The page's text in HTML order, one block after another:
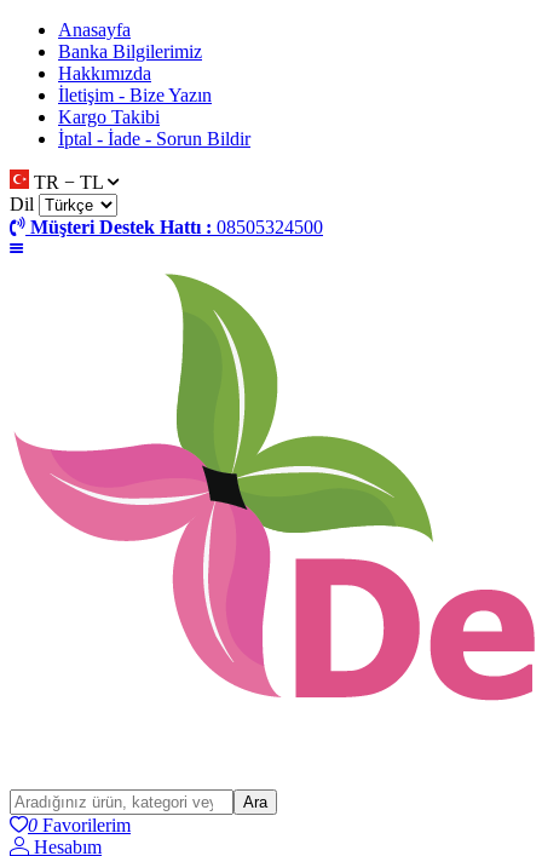
Anasayfa
Banka Bilgilerimiz
Hakkımızda
İletişim - Bize Yazın
Kargo Takibi
İptal - İade - Sorun Bildir
TR − TL
Dil
Müşteri Destek Hattı : 08505324500
Ara
0 Favorilerim
Hesabım